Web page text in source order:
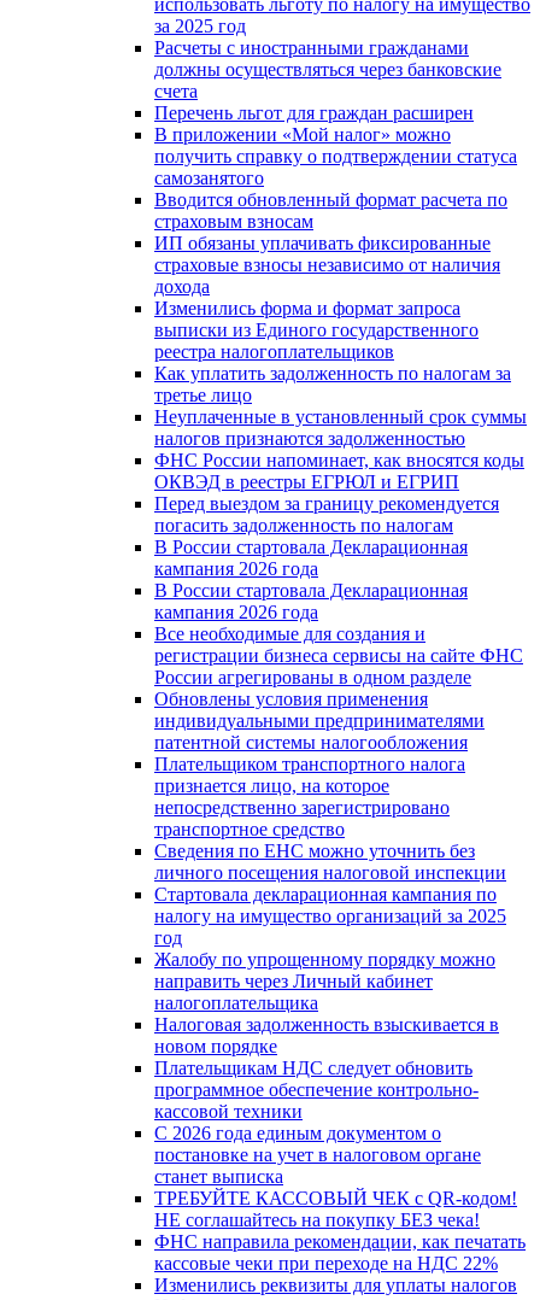
за 2025 год
Расчеты с иностранными гражданами
должны осуществляться через банковские
счета
Перечень льгот для граждан расширен
В приложении «Мой налог» можно
получить справку о подтверждении статуса
самозанятого
Вводится обновленный формат расчета по
страховым взносам
ИП обязаны уплачивать фиксированные
страховые взносы независимо от наличия
дохода
Изменились форма и формат запроса
выписки из Единого государственного
реестра налогоплательщиков
Как уплатить задолженность по налогам за
третье лицо
Неуплаченные в установленный срок суммы
налогов признаются задолженностью
ФНС России напоминает, как вносятся коды
ОКВЭД в реестры ЕГРЮЛ и ЕГРИП
Перед выездом за границу рекомендуется
погасить задолженность по налогам
В России стартовала Декларационная
кампания 2026 года
В России стартовала Декларационная
кампания 2026 года
Все необходимые для создания и
регистрации бизнеса сервисы на сайте ФНС
России агрегированы в одном разделе
Обновлены условия применения
индивидуальными предпринимателями
патентной системы налогообложения
Плательщиком транспортного налога
признается лицо, на которое
непосредственно зарегистрировано
транспортное средство
Сведения по ЕНС можно уточнить без
личного посещения налоговой инспекции
Стартовала декларационная кампания по
налогу на имущество организаций за 2025
год
Жалобу по упрощенному порядку можно
направить через Личный кабинет
налогоплательщика
Налоговая задолженность взыскивается в
новом порядке
Плательщикам НДС следует обновить
программное обеспечение контрольно-
кассовой техники
С 2026 года единым документом о
постановке на учет в налоговом органе
станет выписка
ТРЕБУЙТЕ КАССОВЫЙ ЧЕК с QR-кодом!
НЕ соглашайтесь на покупку БЕЗ чека!
ФНС направила рекомендации, как печатать
кассовые чеки при переходе на НДС 22%
Изменились реквизиты для уплаты налогов